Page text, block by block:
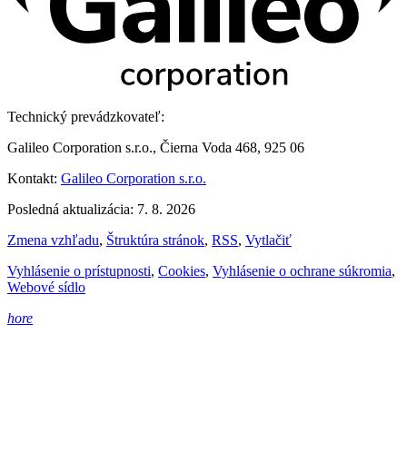
Technický prevádzkovateľ:
Galileo Corporation s.r.o., Čierna Voda 468, 925 06
Kontakt: Galileo Corporation s.r.o.
Posledná aktualizácia: 7. 8. 2026
Zmena vzhľadu, Štruktúra stránok, RSS, Vytlačiť
Vyhlásenie o prístupnosti, Cookies, Vyhlásenie o ochrane súkromia,
Webové sídlo
hore